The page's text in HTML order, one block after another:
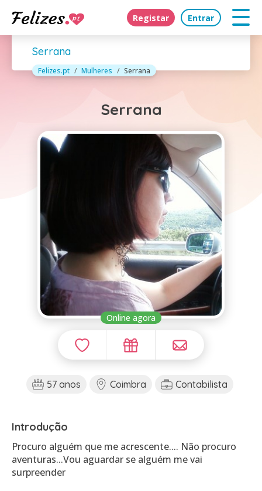
Registar Entrar
Serrana
Felizes.pt Mulheres Serrana
Serrana
Online agora
57 anos Coimbra Contabilista
Introdução
Procuro alguém que me acrescente.... Não procuro
aventuras...Vou aguardar se alguém me vai
surpreender